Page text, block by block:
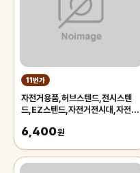
11번가
자전거용품,허브스텐드,전시스텐
드,EZ스텐드,자전거전시대,자전거
6,400원